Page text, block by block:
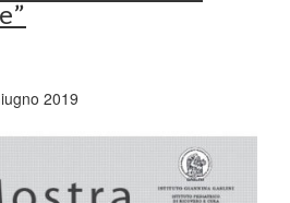
2019